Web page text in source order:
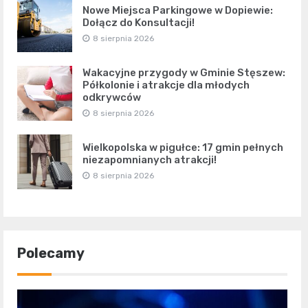
Nowe Miejsca Parkingowe w Dopiewie:
Dołącz do Konsultacji!
8 sierpnia 2026
Wakacyjne przygody w Gminie Stęszew:
Półkolonie i atrakcje dla młodych
odkrywców
8 sierpnia 2026
Wielkopolska w pigułce: 17 gmin pełnych
niezapomnianych atrakcji!
8 sierpnia 2026
Polecamy